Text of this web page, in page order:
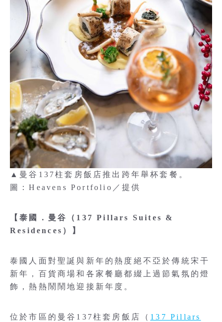
▲曼谷137柱套房飯店推出跨年舉杯套餐。
圖：Heavens Portfolio／提供
【泰國．曼谷（137 Pillars Suites &
Residences）】
泰國人面對聖誕與新年的熱度絕不亞於傳統宋干
新年，百貨商場和各家餐廳都綴上過節氣氛的燈
飾，熱熱鬧鬧地迎接新年度。
位於市區的曼谷137柱套房飯店（ 137 Pillars